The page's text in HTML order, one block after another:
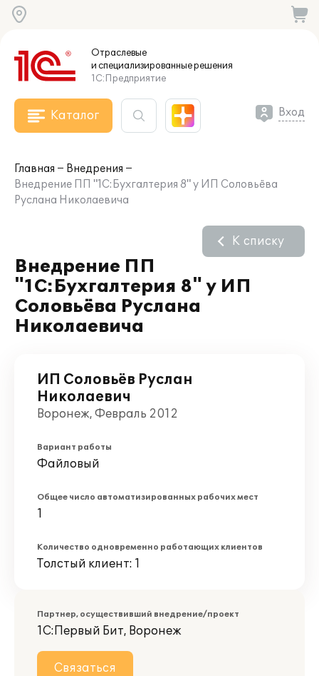
Отраслевые
и специализированныерешения
1С:Предприятие
Каталог Вход
Главная
Внедрения
Внедрение ПП "1С:Бухгалтерия 8" у ИП Соловьёва
Руслана Николаевича
Внедрение ПП
"1С:Бухгалтерия 8" у ИП
Соловьёва Руслана
Николаевича
К списку
ИП Соловьёв Руслан
Николаевич
Воронеж, Февраль 2012
Вариант работы
Файловый
Общее число автоматизированных рабочих мест
1
Количество одновременно работающих клиентов
Толстый клиент: 1
Партнер, осуществивший внедрение/проект
1С:Первый Бит, Воронеж
Связаться